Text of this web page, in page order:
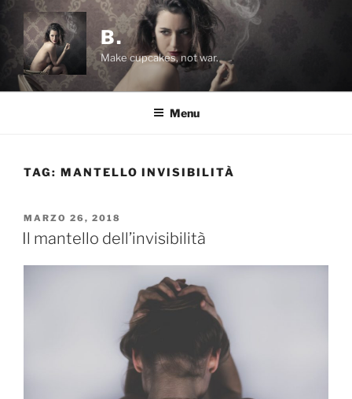
Salta
contenuto
B.
Make cupcakes, not war.
Menu
TAG: MANTELLO INVISIBILITÀ
PUBBLICATO
IL
MARZO 26, 2018
Il mantello dell’invisibilità